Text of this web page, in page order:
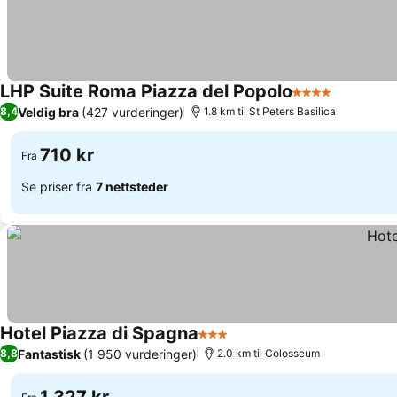
LHP Suite Roma Piazza del Popolo4 Stjerner
8,4Veldig bra (427 vurderinger) 1.8 km til St Peters Basilica
Fra 710 kr
Se priser fra 7 nettsteder
Hotel Piazza di Spagna3 Stjerner
8,8Fantastisk (1 950 vurderinger) 2.0 km til Colosseum